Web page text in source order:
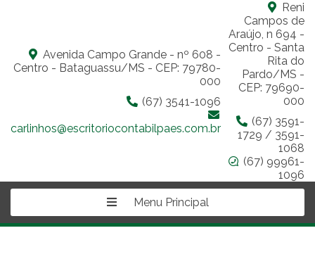
Avenida Campo Grande - nº 608 -
Centro - Bataguassu/MS - CEP: 79780-
000
(67) 3541-1096
carlinhos@escritoriocontabilpaes.com.br
Reni
Campos de
Araújo, n 694 -
Centro - Santa
Rita do
Pardo/MS -
CEP: 79690-
000
(67) 3591-
1729 / 3591-
1068
(67) 99961-
1096
Menu Principal